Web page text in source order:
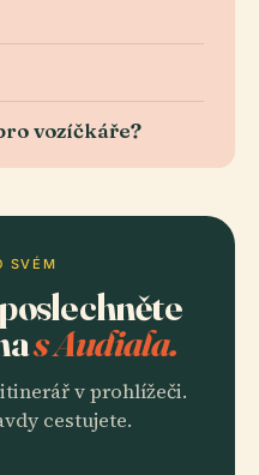
vozíčkáře?
SVÉM
s Audiala.
v prohlížeči.
cestujete.